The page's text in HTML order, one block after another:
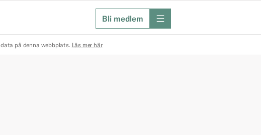
Bli medlem meny
på denna webbplats. Läs mer här